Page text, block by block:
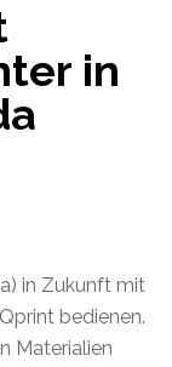
in
in Zukunft mit
bedienen.
Materialien